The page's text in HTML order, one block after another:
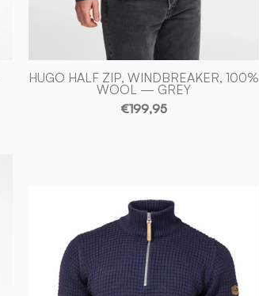
HUGO HALF ZIP, WINDBREAKER, 100%
WOOL — GREY
€199,95
HALF
ZIP,
100%
ULL